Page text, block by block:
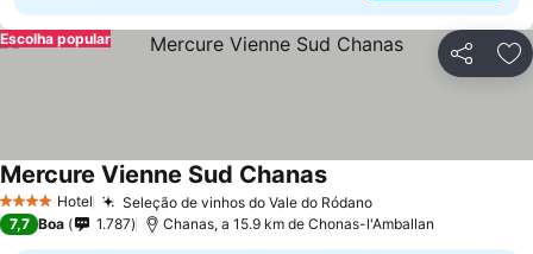
Partilhar
Escolha popular
4 EstrelasHotel Seleção de vinhos do Vale do RódanoVer preços
Mercure Vienne Sud ChanasVer preços
7,7 Boa 1.787 Chanas, a 15.9 km de Chonas-l'Amballan